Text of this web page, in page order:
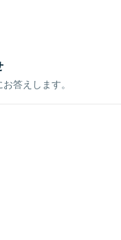
答えします。